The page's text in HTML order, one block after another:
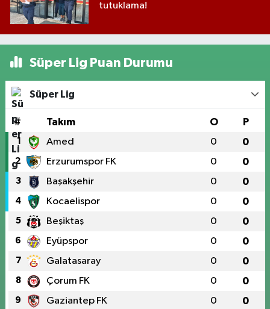
tutuklama!
Süper Lig Puan Durumu
Süper Lig
# Takım O P
1 Amed 0 0
2 Erzurumspor FK 0 0
3 Başakşehir 0 0
4 Kocaelispor 0 0
5 Beşiktaş 0 0
6 Eyüpspor 0 0
7 Galatasaray 0 0
8 Çorum FK 0 0
9 Gaziantep FK 0 0